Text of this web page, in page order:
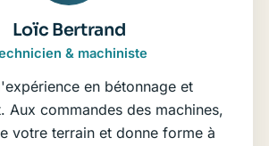
Loïc Bertrand
& machiniste
en bétonnage et
Aux commandes des machines,
votre terrain et donne forme à